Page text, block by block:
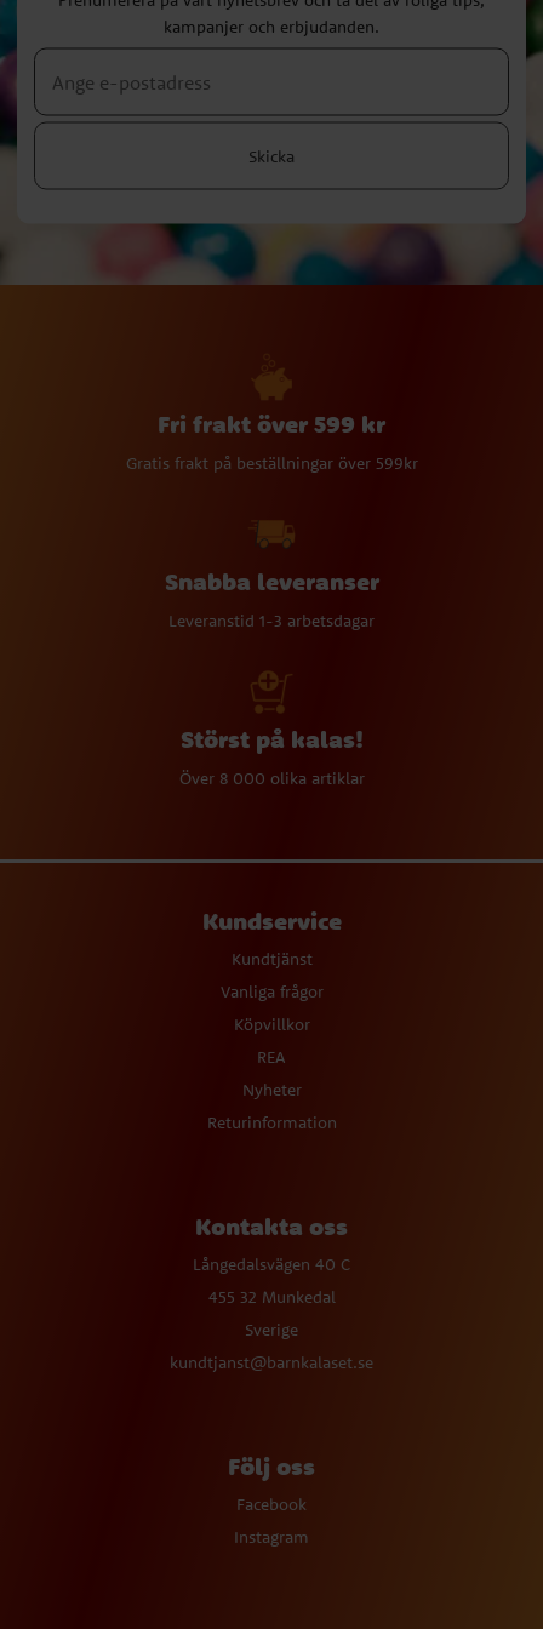
kampanjer och erbjudanden.
Skicka
Fri frakt över 599 kr
Gratis frakt på beställningar över 599kr
Snabba leveranser
Leveranstid 1-3 arbetsdagar
Störst på kalas!
Över 8 000 olika artiklar
Kundservice
Kundtjänst
Vanliga frågor
Köpvillkor
REA
Nyheter
Returinformation
Kontakta oss
Långedalsvägen 40 C
455 32 Munkedal
Sverige
kundtjanst@barnkalaset.se
Följ oss
Facebook
Instagram